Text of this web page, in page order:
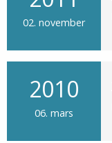
02. november
2010
06. mars